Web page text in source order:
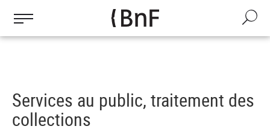
contenu
Services au public, traitement des
collections